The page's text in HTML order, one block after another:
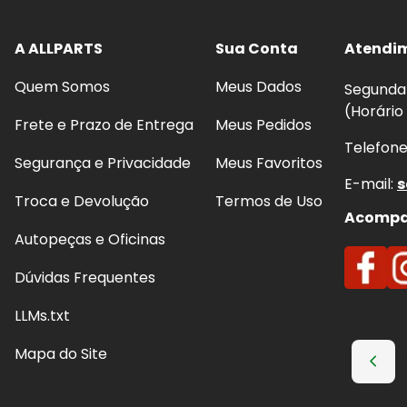
AUTOMOTIVE
AAPLUS AUTOMOTIVE
é uma marca reconhecida
, com
ampla cobertura para veículos importados.
Para quem buscasegurança,estabilidade e
entregam uma solução confiável
uma condução mais precisa e confortável no dia a dia.
Por que confiamos na APLUS
sistemas responsáveis por
estabilidade,
Engenharia de aplicação:
peças produzidas
portfólio com
A ALLPARTS
Quem Somos
Frete e Prazo de Entrega
Segurança e Privacidade
Troca e Devolução
Autopeças e Oficinas
Dúvidas Frequentes
LLMs.txt
Mapa do Site
Sua Conta
Meus Dados
Meus Pedidos
Meus Favoritos
Termos de Uso
E-mail: